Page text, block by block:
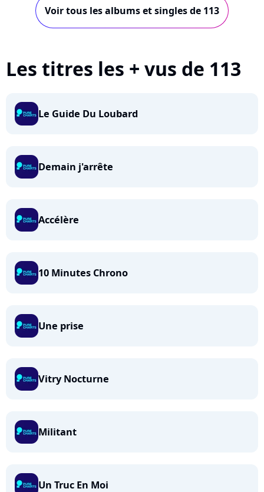
Voir tous les albums et singles de 113
Les titres les + vus de 113
Le Guide Du Loubard
Demain j'arrête
Accélère
10 Minutes Chrono
Une prise
Vitry Nocturne
Militant
Un Truc En Moi